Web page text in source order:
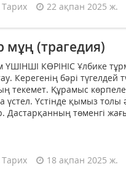
Тарих 22 ақпан 2025 ж.
мұң (трагедия)
ҮШІНШІ КӨРІНІС Ұлбике
Керегенің бәрі түгелдей
текемет. Құрамыс
үстел. Үстінде қымыз
Дастарқанның төменгі
Тарих 18 ақпан 2025 ж.